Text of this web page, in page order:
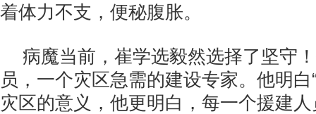
着体力不支，便秘腹胀。
病魔当前，崔学选毅然选择了坚守
员，一个灾区急需的建设专家。他明白
灾区的意义，他更明白，每一个援建